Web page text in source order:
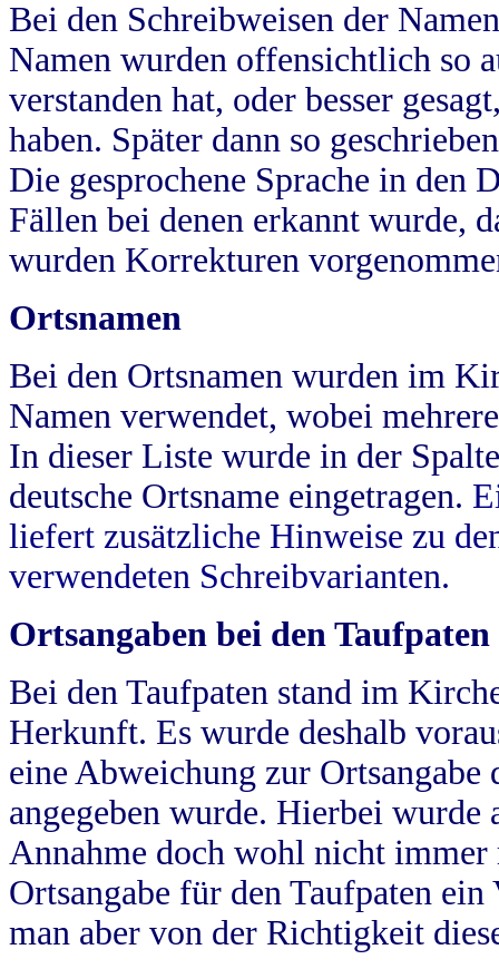
Bei den Schreibweisen der
Namen wurden offensichtlich so
verstanden hat, oder besser
haben. Später dann so
Die gesprochene Sprache in
Fällen bei denen erkannt wurde,
wurden Korrekturen
Ortsnamen
Bei den Ortsnamen wurden im
Namen verwendet, wobei
In dieser Liste wurde in der
deutsche Ortsname eingetragen.
liefert zusätzliche Hinweise zu
verwendeten Schreibvarianten.
Ortsangaben bei den Taufpaten
Bei den Taufpaten stand im
Herkunft. Es wurde deshalb
eine Abweichung zur
angegeben wurde. Hierbei wurde
Annahme doch wohl nicht
Ortsangabe für den Taufpaten
man aber von der Richtigkeit